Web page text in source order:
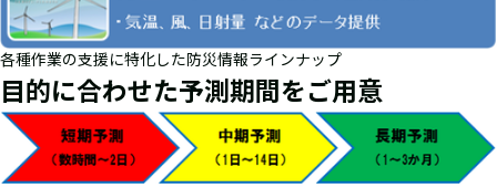
各種作業の支援に特化した防災情報ラインナップ
目的に合わせた予測期間をご用意